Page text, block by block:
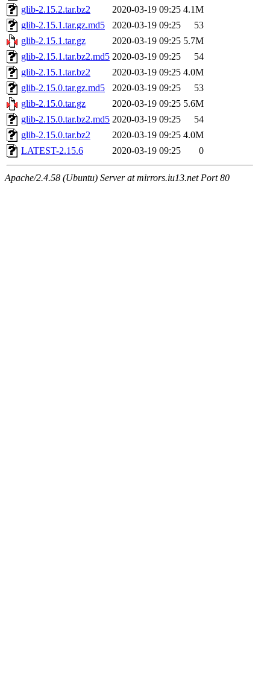
glib-2.15.2.tar.bz2
2020-03-19 09:25 4.1M
glib-2.15.1.tar.gz.md5
2020-03-19 09:25
53
glib-2.15.1.tar.gz
2020-03-19 09:25 5.7M
glib-2.15.1.tar.bz2.md5 2020-03-19 09:25
54
glib-2.15.1.tar.bz2
2020-03-19 09:25 4.0M
glib-2.15.0.tar.gz.md5
2020-03-19 09:25
53
glib-2.15.0.tar.gz
2020-03-19 09:25 5.6M
glib-2.15.0.tar.bz2.md5 2020-03-19 09:25
54
glib-2.15.0.tar.bz2
2020-03-19 09:25 4.0M
LATEST-2.15.6
2020-03-19 09:25 0
Apache/2.4.58 (Ubuntu) Server at mirrors.iu13.net Port 80